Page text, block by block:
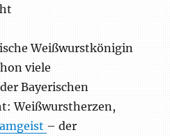
Weißwurstkönigin
viele
Bayerischen
Weißwurstherzen,
– der